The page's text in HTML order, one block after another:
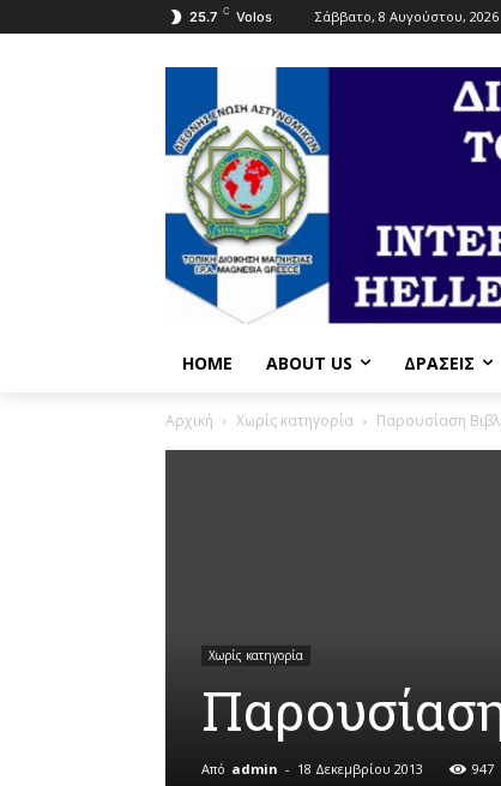
25.7 C Volos Σάββατο, 8 Αυγούστου, 2026
HOME ABOUT US ΔΡΆΣΕΙΣ
Αρχική Χωρίς κατηγορία Παρουσίαση
Χωρίς κατηγορία
Από admin - 18 Δεκεμβρίου 2013 947